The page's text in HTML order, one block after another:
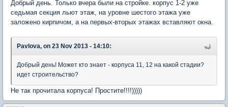
Добрый день. Только вчера были на стройке. корпус 1-2 уже
седьмая секция льют этаж, на уровне шестого этажа уже
заложено кирпичом, а на первых-вторых этажах вставляют окна.
Pavlova, on 23 Nov 2013 - 14:10:
Добрый день! Может кто знает - корпуса 11, 12 на какой стадии?
идет строительство?
Не так прочитала корпуса! Простите!!!!)))))